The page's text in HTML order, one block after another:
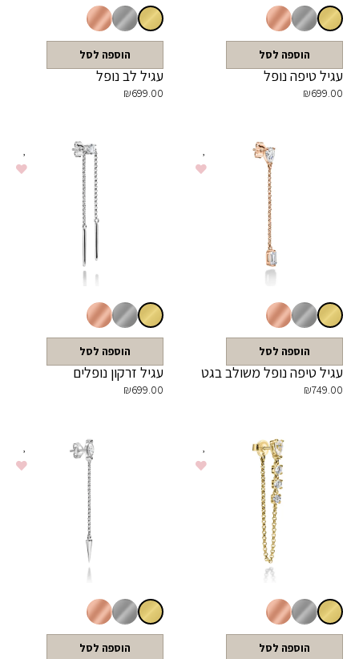
הוספה לסל
עגיל טיפה נופל
₪699.00
הוספה לסל
עגיל לב נופל
₪699.00
הוספה לסל
עגיל טיפה נופל משולב בגט
₪749.00
הוספה לסל
עגיל זרקון נופלים
₪699.00
הוספה לסל הוספה לסל